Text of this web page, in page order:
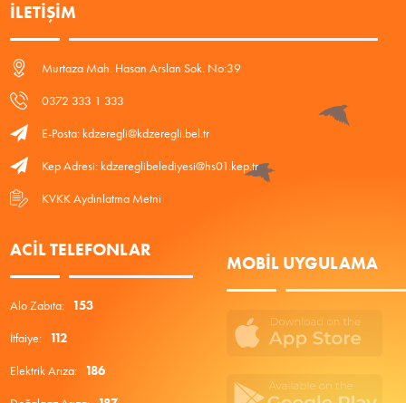
İLETIŞIM
Murtaza Mah. Hasan Arslan Sok. No:39
0372 333 1 333
E-Posta: kdzeregli@kdzeregli.bel.tr
Kep Adresi: kdzereglibelediyesi@hs01.kep.tr
KVKK Aydınlatma Metni
ACIL TELEFONLAR
Alo Zabıta: 153
İtfaiye: 112
Elektrik Arıza: 186
MOBIL UYGULAMA